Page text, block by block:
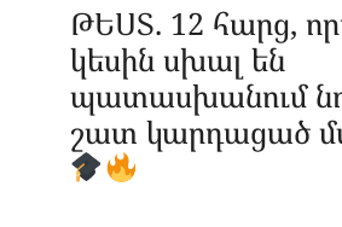
ԹԵՍՏ. 12 հարց,
կեսին սխալ են
պատասխանում
շատ կարդացած